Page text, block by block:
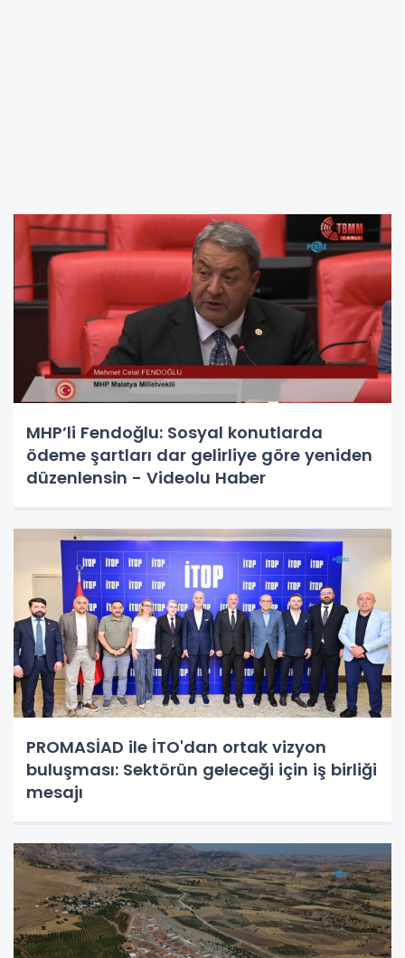
MHP’li Fendoğlu: Sosyal konutlarda
ödeme şartları dar gelirliye göre yeniden
düzenlensin - Videolu Haber
PROMASİAD ile İTO'dan ortak vizyon
buluşması: Sektörün geleceği için iş birliği
mesajı